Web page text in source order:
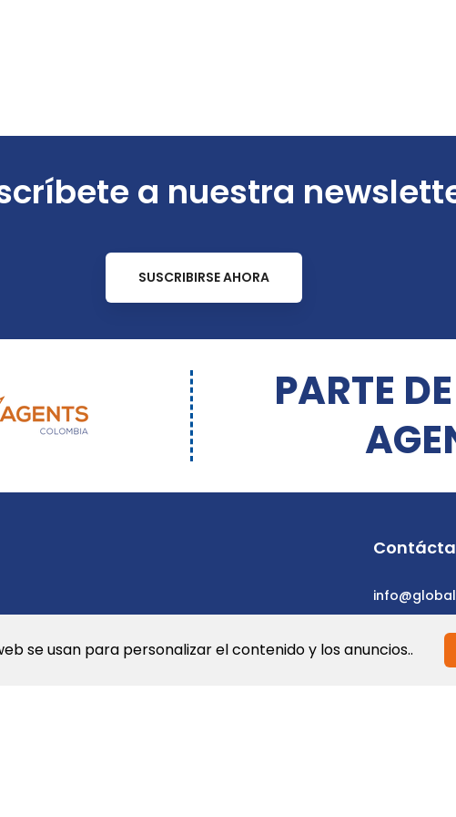
a nuestra
SUSCRIBIRSE AHORA
PARTE
se usan para personalizar el contenido y los anuncios..